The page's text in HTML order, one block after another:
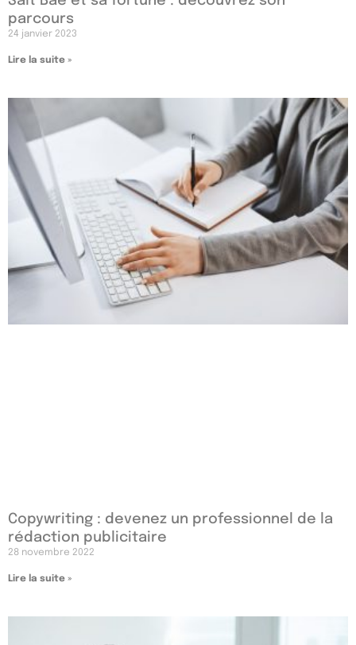
parcours
24 janvier 2023
Lire la suite »
Copywriting : devenez un professionnel de la
rédaction publicitaire
28 novembre 2022
Lire la suite »